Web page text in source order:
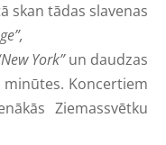
skan tādas slavenas
York”un daudzas
Koncertiem
Ziemassvētku